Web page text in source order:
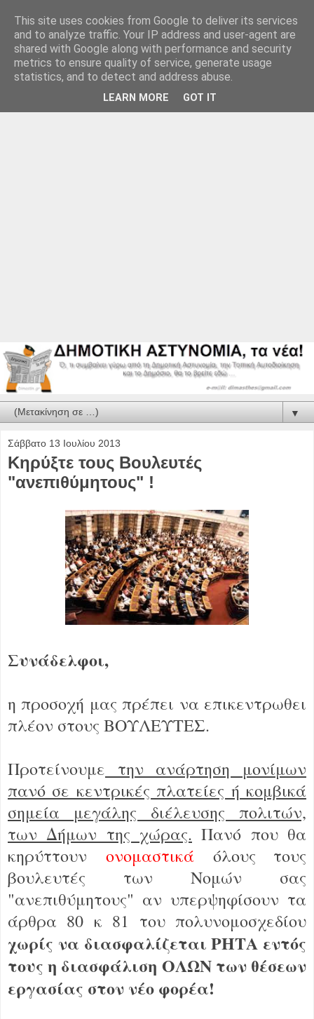
▼
Σάββατο 13 Ιουλίου 2013
Κηρύξτε τους Βουλευτές
"ανεπιθύμητους" !
Συνάδελφοι,
η προσοχή μας πρέπει να επικεντρωθει
πλέον στους ΒΟΥΛΕΥΤΕΣ.
Προτείνουμε την ανάρτηση μονίμων
πανό σε κεντρικές πλατείες ή κομβικά
σημεία μεγάλης διέλευσης πολιτών,
των Δήμων της χώρας. Πανό που θα
κηρύττουν ονομαστικά όλους τους
βουλευτές των Νομών σας
"ανεπιθύμητους" αν υπερψηφίσουν τα
άρθρα 80 κ 81 του πολυνομοσχεδίου
χωρίς να διασφαλίζεται ΡΗΤΑ εντός
τους η διασφάλιση ΟΛΩΝ των θέσεων
εργασίας στον νέο φορέα!
This site uses cookies from Google to deliver its services
and to analyze traffic. Your IP address and user-agent are
shared with Google along with performance and security
metrics to ensure quality of service, generate usage
statistics, and to detect and address abuse.
LEARN MORE GOT IT